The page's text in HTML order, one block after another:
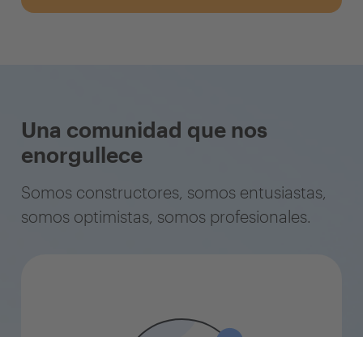
Una comunidad que nos
enorgullece
Somos constructores, somos entusiastas,
somos optimistas, somos profesionales.